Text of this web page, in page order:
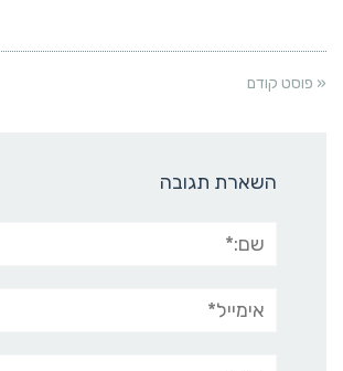
« פוסט קודם
השארת תגובה
אימייל*